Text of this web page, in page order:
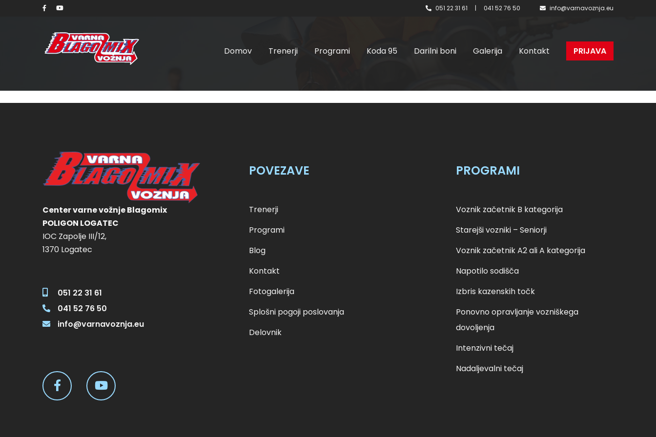
051 22 31 61 | 041 52 76 50 info@varnavoznja.eu
Domov Trenerji Programi Koda 95 Darilni boni Galerija Kontakt PRIJAVA
125,00 € 5 in stock torek, 28.03.2023 ob 8:00 - I. skupina quantity Prijava Category: Voznik začetnik B
kategorija Related products petek, 11.02.2022 ob 8:00 – I 125,00 € Add to cart sobota, 12.02.2022 ob
Center varne vožnje Blagomix
POLIGON LOGATEC
IOC Zapolje III/12,
1370 Logatec
051 22 31 61
041 52 76 50
info@varnavoznja.eu
POVEZAVE
Trenerji
Programi
Blog
Kontakt
Fotogalerija
Splošni pogoji poslovanja
Delovnik
PROGRAMI
Voznik začetnik B kategorija
Starejši vozniki – Seniorji
Voznik začetnik A2 ali A kategorija
Napotilo sodišča
Izbris kazenskih točk
Ponovno opravljanje vozniškega
dovoljenja
Intenzivni tečaj
Nadaljevalni tečaj